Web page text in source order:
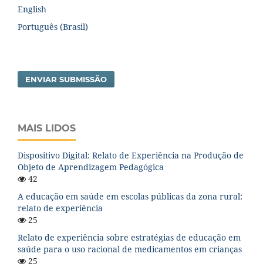
English
Português (Brasil)
ENVIAR SUBMISSÃO
MAIS LIDOS
Dispositivo Digital: Relato de Experiência na Produção de
Objeto de Aprendizagem Pedagógica
42
A educação em saúde em escolas públicas da zona rural:
relato de experiência
25
Relato de experiência sobre estratégias de educação em
saúde para o uso racional de medicamentos em crianças
25